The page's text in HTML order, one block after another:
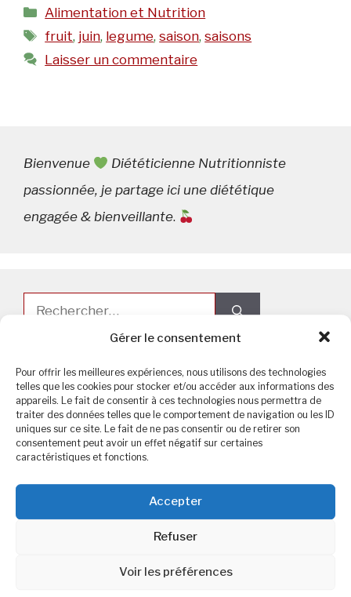
Gérer le consentement
Pour offrir les meilleures expériences, nous utilisons des technologies
telles que les cookies pour stocker et/ou accéder aux informations des
appareils. Le fait de consentir à ces technologies nous permettra de
traiter des données telles que le comportement de navigation ou les ID
uniques sur ce site. Le fait de ne pas consentir ou de retirer son
consentement peut avoir un effet négatif sur certaines
caractéristiques et fonctions.
Accepter
Refuser
Voir les préférences
Catégories
Alimentation et Nutrition
Étiquettes
fruit, juin, legume,saison,saisons
Laisser un commentaire
Bienvenue
Diététicienne Nutritionniste
passionnée, je partage ici une diététique
engagée & bienveillante.
Rechercher :
Commentaires récents
ChristinedansDérives sectaire en nutrition